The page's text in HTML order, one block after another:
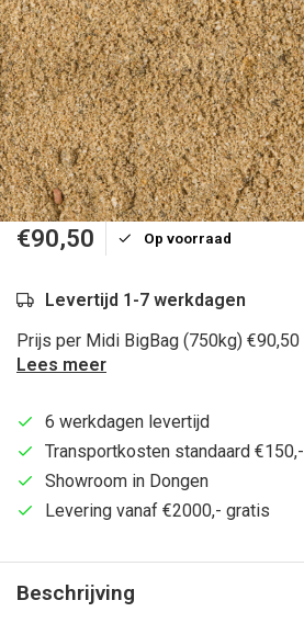
€90,50 Op voorraad
Levertijd 1-7 werkdagen
Prijs per Midi BigBag (750kg) €90,50
Lees meer
6 werkdagen levertijd
Transportkosten standaard €150,-
Showroom in Dongen
Levering vanaf €2000,- gratis
Beschrijving